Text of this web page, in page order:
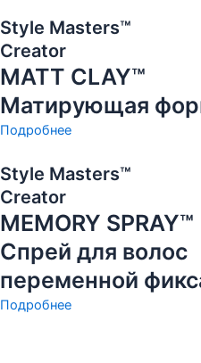
Style Masters™
Creator
MATT CLAY™
Матирующая
Подробнее
Style Masters™
Creator
MEMORY SPRAY™
Спрей для волос
переменной
Подробнее